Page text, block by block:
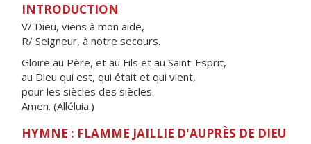
INTRODUCTION
V/ Dieu, viens à mon aide,
R/ Seigneur, à notre secours.
Gloire au Père, et au Fils et au Saint-Esprit,
au Dieu qui est, qui était et qui vient,
pour les siècles des siècles.
Amen. (Alléluia.)
HYMNE : FLAMME JAILLIE D'AUPRÈS DE DIEU